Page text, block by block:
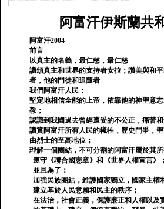
阿富汗伊斯蘭共
阿富汗2004
前言
以真主的名義，最仁慈，最仁慈
讚頌真主和世界的支持者安拉；讚美與和
者，他的門徒和追隨者
我們阿富汗人民：
堅定地相信全能的上帝，依靠他的神聖意
教；
認識到我國過去曾經遭受的不公正，痛苦和
讚賞阿富汗所有人民的犧牲，歷史鬥爭，
由烈士的至高地位；
理解一個團結，不可分割的阿富汗屬於其所
遵守《聯合國憲章》和《世界人權宣言》；
並且為了：
加強民族團結，維護國家獨立，國家主權
建立基於人民意願和民主的秩序；
在法治，社會正義，保護廉正和人權以及